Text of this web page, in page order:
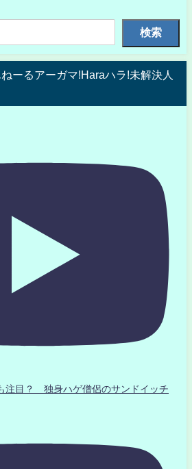
検索
ーるアーガマ!Haraハラ!未解決人
注目？ 独身ハゲ僧侶のサンドイッチ